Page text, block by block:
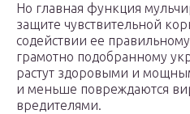
Но главная функция
защите чувствительной
содействии ее
грамотно подобранному
растут здоровыми и
и меньше повреждаются
вредителями.